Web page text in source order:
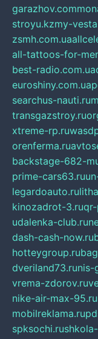
garazhov.com
stroyu.kzmy-
zsmh.com.ua
all-tattoos-for-
best-radio.com.ua
euroshiny.com.ua
searchus-nauti.ru
transgazstroy.ru
xtreme-rp.ru
orenferma.ru
backstage-682-
prime-cars63.ru
legardoauto.ru
kinozadrot-3.ru
udalenka-club.ru
dash-cash-now.ru
hotteygroup.ru
dveriland73.runis-
vrema-zdorov.ru
nike-air-max-95.ru
mobilreklama.ru
spksochi.ru